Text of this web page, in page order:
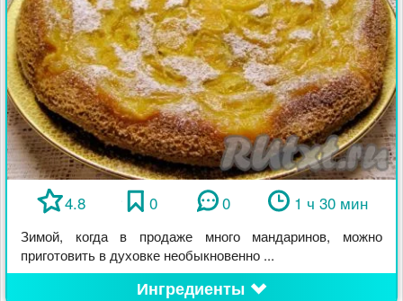
4.8 0 0 1 ч 30 мин
Зимой, когда в продаже много мандаринов, можно
приготовить в духовке необыкновенно ...
Ингредиенты